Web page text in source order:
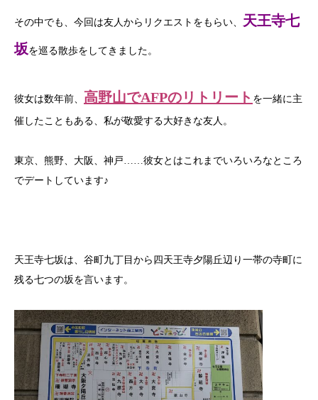
その中でも、今回は友人からリクエストをもらい、 天王寺七
坂を巡る散歩をしてきました。
彼女は数年前、 高野山でAFPのリトリート を一緒に主
催したこともある、私が敬愛する大好きな友人。
東京、熊野、大阪、神戸……彼女とはこれまでいろいろなところ
でデートしています♪
天王寺七坂は、谷町九丁目から四天王寺夕陽丘辺り一帯の寺町に
残る七つの坂を言います。